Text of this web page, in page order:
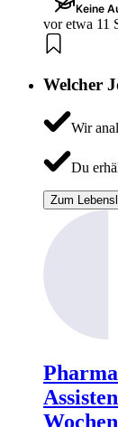
Keine
vor etwa 11
Welcher
Wir
Du
Zum